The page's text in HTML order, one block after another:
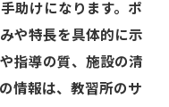
助けになります。ポ
や特長を具体的に示
指導の質、施設の清
情報は、教習所のサ